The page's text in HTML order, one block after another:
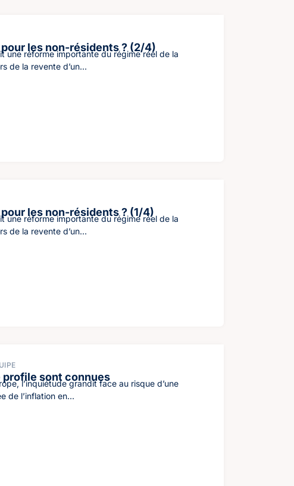
les non-résidents ? (2/4)
une réforme importante du régime réel de la
de la revente d’un...
les non-résidents ? (1/4)
une réforme importante du régime réel de la
de la revente d’un...
profile sont connues
l’inquiétude grandit face au risque d’une
de l’inflation en...